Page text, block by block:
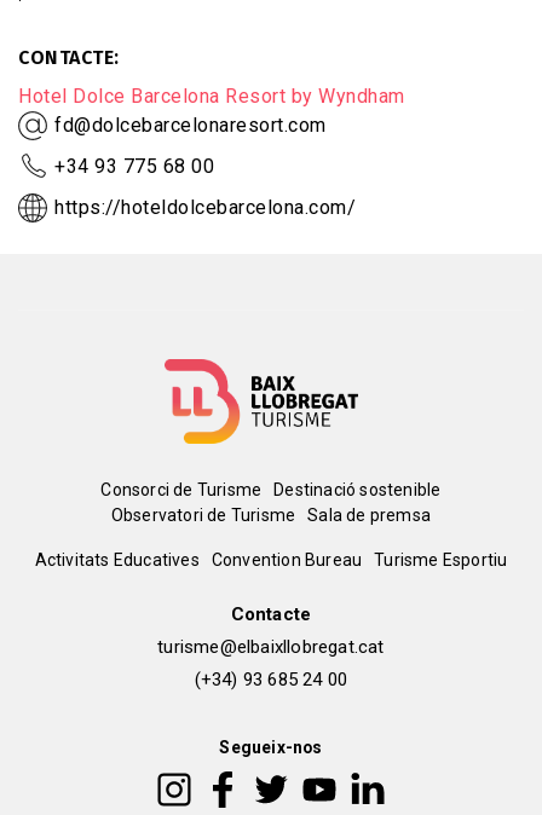
CONTACTE
Hotel Dolce Barcelona Resort by Wyndham
fd@dolcebarcelonaresort.com
+34 93 775 68 00
https://hoteldolcebarcelona.com/
Menú
del
Consorci de Turisme
Destinació sostenible
Observatori de Turisme
Sala de premsa
Peu
Activitats Educatives Convention Bureau Turisme Esportiu
Contacte
turisme@elbaixllobregat.cat
(+34) 93 685 24 00
Segueix-nos